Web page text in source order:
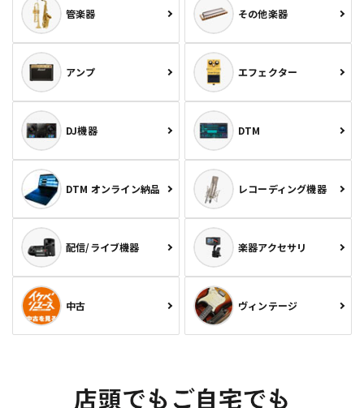
管楽器 その他楽器
アンプ エフェクター
DJ機器 DTM
DTM オンライン納品 レコーディング機器
配信/ライブ機器 楽器アクセサリ
中古 ヴィンテージ